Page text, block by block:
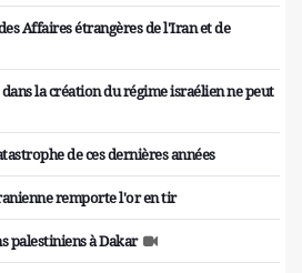
Affaires étrangères de l'Iran et de
la création du régime israélien ne peut
de ces dernières années
remporte l'or en tir
palestiniens à Dakar